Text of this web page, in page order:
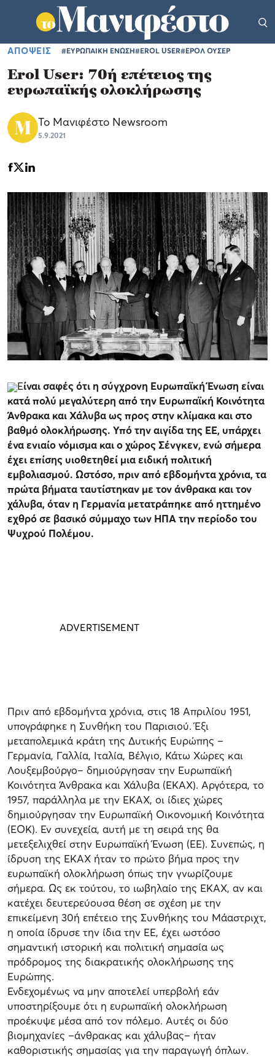
ΑΠΟΨΕΙΣ #ΕΥΡΩΠΑΙΚΗ ΕΝΩΣΗ#EROL USER#ΕΡΟΛ ΟΥΣΕΡ
Erol User: 70ή επέτειος της
ευρωπαϊκής ολοκλήρωσης
Το Μανιφέστο Newsroom
5.9.2021
Είναι σαφές ότι η σύγχρονη Ευρωπαϊκή Ένωση είναι
κατά πολύ μεγαλύτερη από την Ευρωπαϊκή Κοινότητα
Άνθρακα και Χάλυβα ως προς στην κλίμακα και στο
βαθμό ολοκλήρωσης. Υπό την αιγίδα της ΕΕ, υπάρχει
ένα ενιαίο νόμισμα και ο χώρος Σένγκεν, ενώ σήμερα
έχει επίσης υιοθετηθεί μια ειδική πολιτική
εμβολιασμού. Ωστόσο, πριν από εβδομήντα χρόνια, τα
πρώτα βήματα ταυτίστηκαν με τον άνθρακα και τον
χάλυβα, όταν η Γερμανία μετατράπηκε από ηττημένο
εχθρό σε βασικό σύμμαχο των ΗΠΑ την περίοδο του
Ψυχρού Πολέμου.
Πριν από εβδομήντα χρόνια, στις 18 Απριλίου 1951,
υπογράφηκε η Συνθήκη του Παρισιού. Έξι
μεταπολεμικά κράτη της Δυτικής Ευρώπης –
Γερμανία, Γαλλία, Ιταλία, Βέλγιο, Κάτω Χώρες και
Λουξεμβούργο– δημιούργησαν την Ευρωπαϊκή
Κοινότητα Άνθρακα και Χάλυβα (ΕΚΑΧ). Αργότερα, το
1957, παράλληλα με την ΕΚΑΧ, οι ίδιες χώρες
δημιούργησαν την Ευρωπαϊκή Οικονομική Κοινότητα
(ΕΟΚ). Εν συνεχεία, αυτή με τη σειρά της θα
μετεξελιχθεί στην Ευρωπαϊκή Ένωση (ΕΕ). Συνεπώς, η
ίδρυση της ΕΚΑΧ ήταν το πρώτο βήμα προς την
ευρωπαϊκή ολοκλήρωση όπως την γνωρίζουμε
σήμερα. Ως εκ τούτου, το ιωβηλαίο της ΕΚΑΧ, αν και
κατέχει δευτερεύουσα θέση σε σχέση με την
επικείμενη 30ή επέτειο της Συνθήκης του Μάαστριχτ,
η οποία ίδρυσε την ίδια την ΕΕ, έχει ωστόσο
σημαντική ιστορική και πολιτική σημασία ως
πρόδρομος της διακρατικής ολοκλήρωσης της
Ευρώπης.
Ενδεχομένως να μην αποτελεί υπερβολή εάν
υποστηρίξουμε ότι η ευρωπαϊκή ολοκλήρωση
προέκυψε μέσα από τον πόλεμο. Αυτές οι δύο
βιομηχανίες –άνθρακας και χάλυβας– ήταν
καθοριστικής σημασίας για την παραγωγή όπλων.